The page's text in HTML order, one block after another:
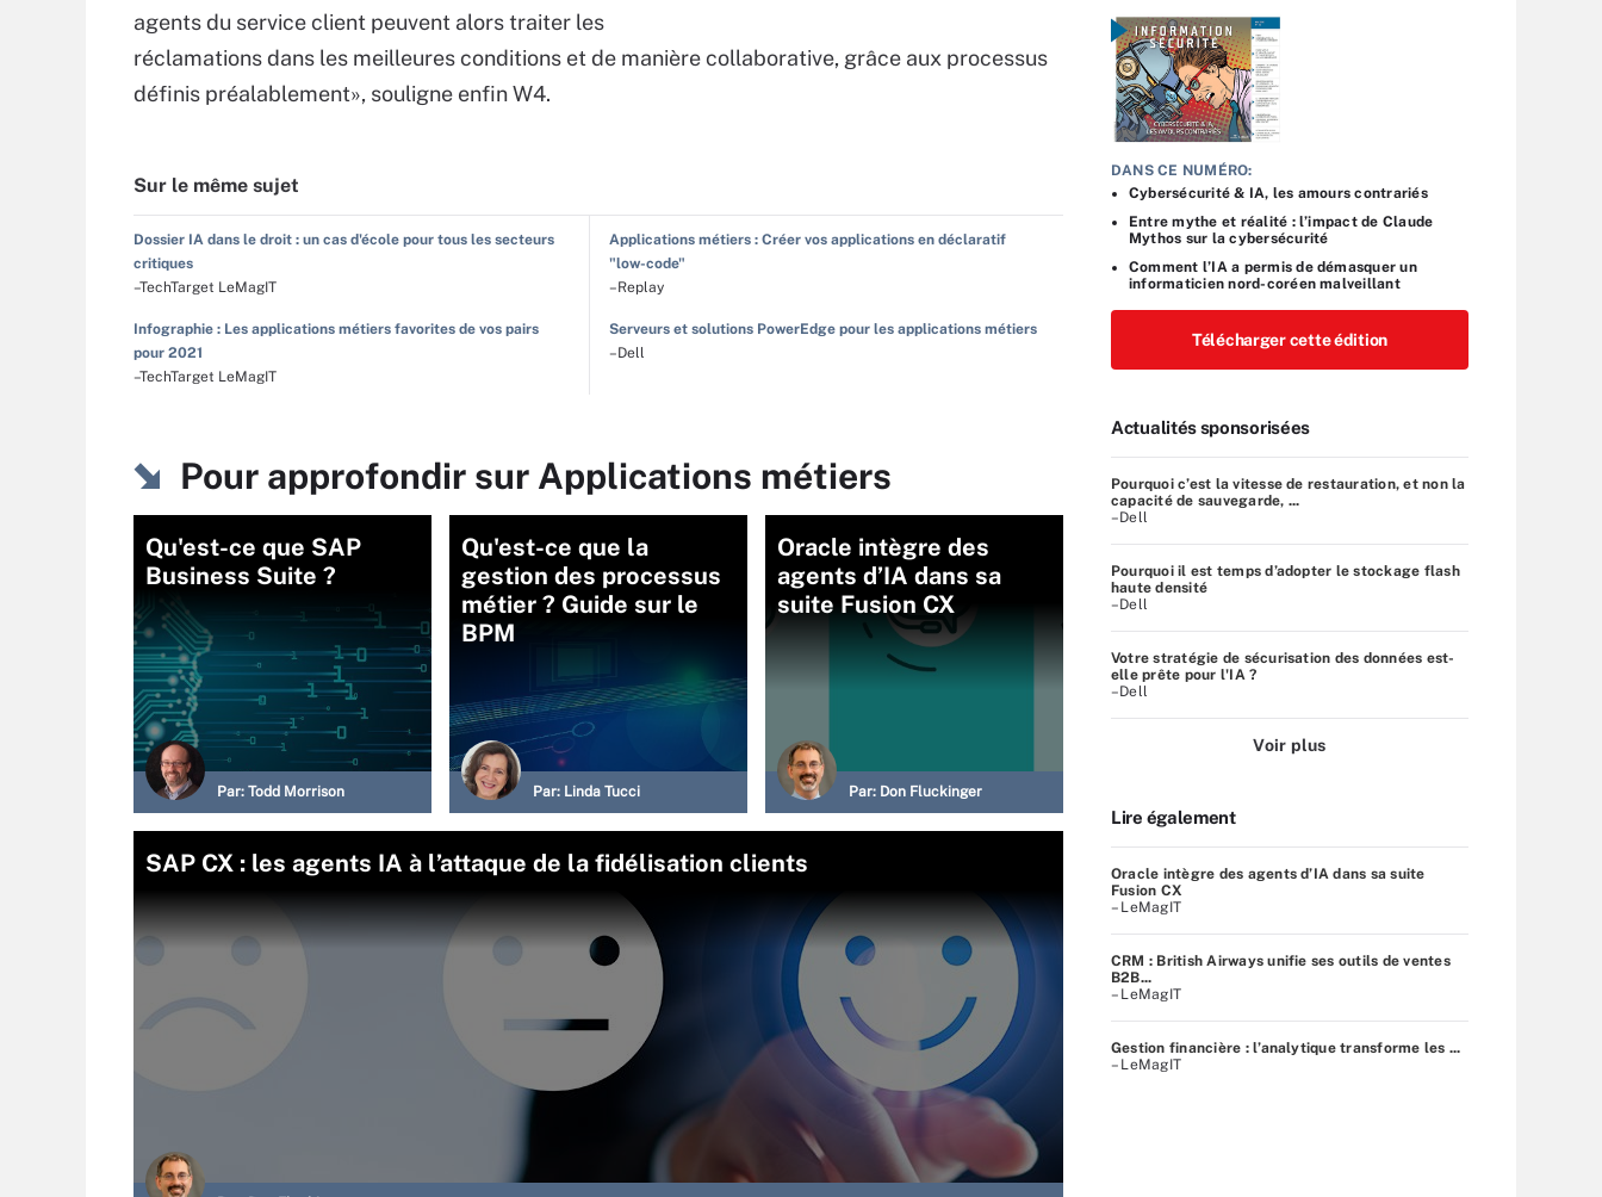
agents du service client peuvent alors traiter les
réclamations dans les meilleures conditions et de manière collaborative, grâce aux processus
définis préalablement», souligne enfin W4.
Sur le même sujet
Dossier IA dans le droit : un cas d'école pour tous les secteurs
critiques
–TechTarget LeMagIT
Applications métiers : Créer vos applications en déclaratif
"low-code"
–Replay
Infographie : Les applications métiers favorites de vos pairs
pour 2021
–TechTarget LeMagIT
Serveurs et solutions PowerEdge pour les applications métiers
–Dell
Pour approfondir sur Applications métiers
Qu'est-ce que SAP
Business Suite ?
Par: Todd Morrison
Qu'est-ce que la
gestion des processus
métier ? Guide sur le
BPM
Par: Linda Tucci
Oracle intègre des
agents d’IA dans sa
suite Fusion CX
Par: Don Fluckinger
SAP CX : les agents IA à l’attaque de la fidélisation clients
DANS CE NUMÉRO:
Cybersécurité & IA, les amours contrariés
Entre mythe et réalité : l’impact de Claude
Mythos sur la cybersécurité
Comment l’IA a permis de démasquer un
informaticien nord-coréen malveillant
Télécharger cette édition
Actualités sponsorisées
Pourquoi c’est la vitesse de restauration, et non la
capacité de sauvegarde, ...
–Dell
Pourquoi il est temps d’adopter le stockage flash
haute densité
–Dell
Votre stratégie de sécurisation des données est-
elle prête pour l'IA ?
–Dell
Voir plus
Lire également
Oracle intègre des agents d’IA dans sa suite
Fusion CX
– LeMagIT
CRM : British Airways unifie ses outils de ventes
B2B...
– LeMagIT
Gestion financière : l’analytique transforme les ...
– LeMagIT